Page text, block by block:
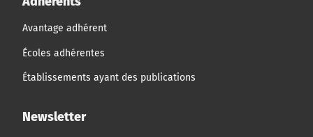
Avantage adhérent
Écoles adhérentes
Établissements ayant des publications
Newsletter